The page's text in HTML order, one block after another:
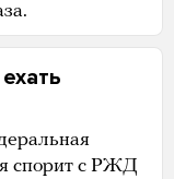
спорит с РЖД